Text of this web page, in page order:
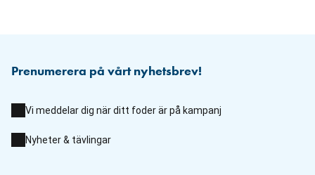
Prenumerera på vårt nyhetsbrev!
Vi meddelar dig när ditt foder är på kampanj
Nyheter & tävlingar